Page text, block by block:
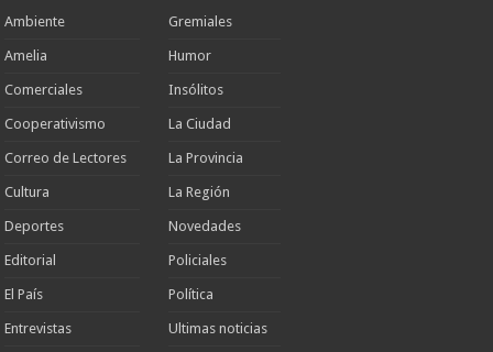
Ambiente
Amelia
Comerciales
Cooperativismo
Correo de Lectores
Cultura
Deportes
Editorial
El País
Entrevistas
Gremiales
Humor
Insólitos
La Ciudad
La Provincia
La Región
Novedades
Policiales
Política
Ultimas noticias